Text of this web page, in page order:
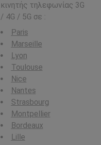
κινητής τηλεφωνίας 3G
/ 4G / 5G σε :
Paris
Marseille
Lyon
Toulouse
Nice
Nantes
Strasbourg
Montpellier
Bordeaux
Lille